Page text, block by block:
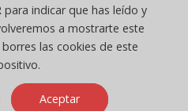
( España ) CEE:
1, Sección 8, Hoja V-85203.
(linux; android 14; pixel 8)
chrome/131.0.0.0 mobile
para indicar que has leído y
a mostrarte este
las cookies de este
Aceptar